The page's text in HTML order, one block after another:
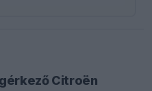
Citroën